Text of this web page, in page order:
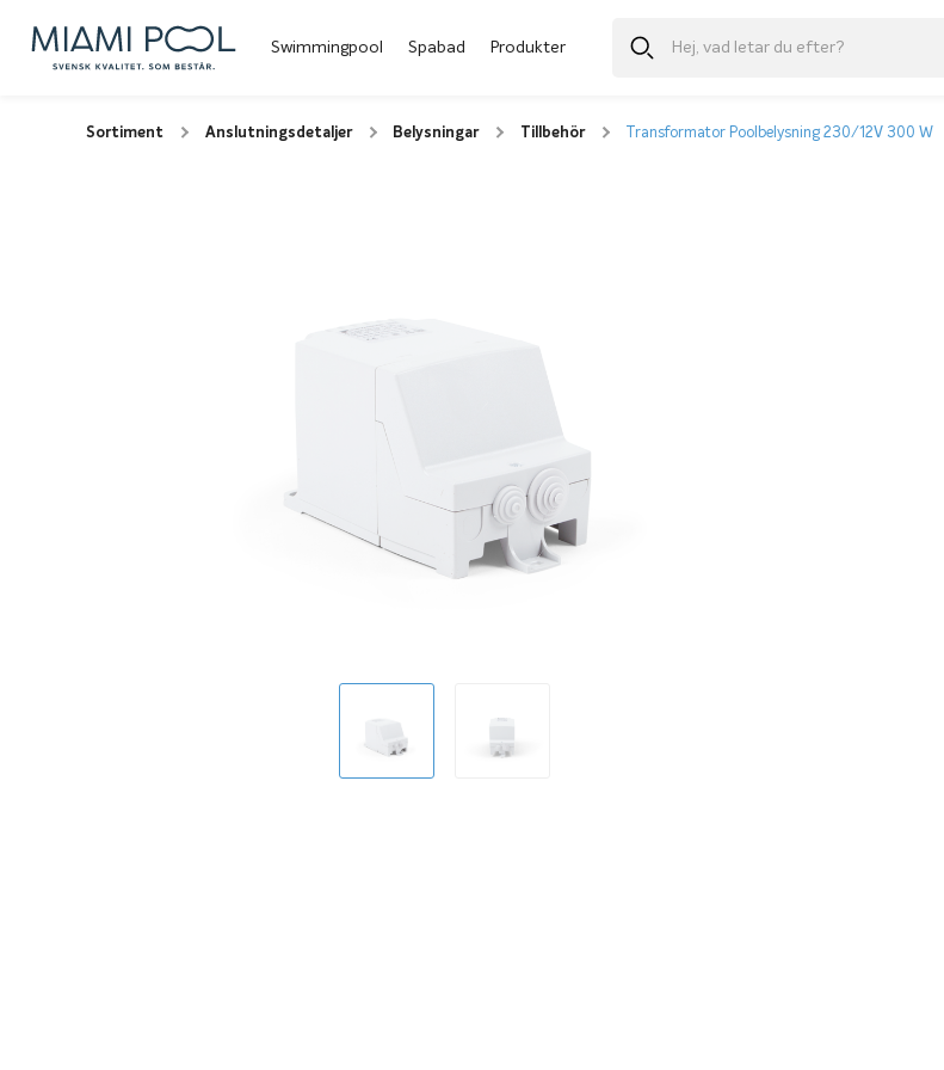
Swimmingpool Spabad Produkter
Sortiment Anslutningsdetaljer Belysningar Tillbehör Transformator Poolbelysning 230/12V 300 W